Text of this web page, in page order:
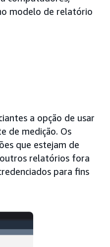
modelo de relatório
a opção de usar
de medição. Os
que estejam de
outros relatórios fora
para fins